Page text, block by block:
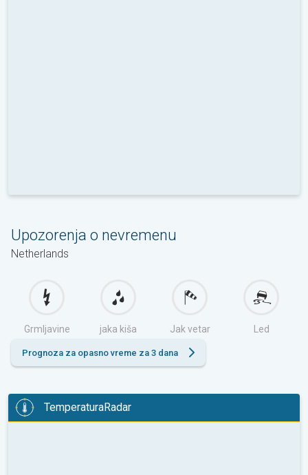
Upozorenja o nevremenu
Netherlands
Grmljavine jaka kiša Jak vetar Led
Prognoza za opasno vreme za 3 dana
TemperaturaRadar